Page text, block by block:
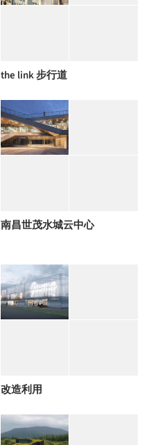
the link 步行道
南昌世茂水城云中心
改造利用